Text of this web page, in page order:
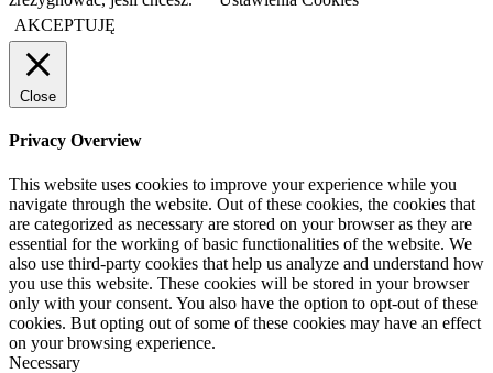
AKCEPTUJĘ
Close
Privacy Overview
This website uses cookies to improve your experience while you
navigate through the website. Out of these cookies, the cookies that
are categorized as necessary are stored on your browser as they are
essential for the working of basic functionalities of the website. We
also use third-party cookies that help us analyze and understand how
you use this website. These cookies will be stored in your browser
only with your consent. You also have the option to opt-out of these
cookies. But opting out of some of these cookies may have an effect
on your browsing experience.
Necessary